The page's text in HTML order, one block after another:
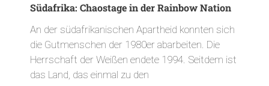
Südafrika: Chaostage in der Rainbow Nation
An der südafrikanischen Apartheid konnten sich
die Gutmenschen der 1980er abarbeiten. Die
Herrschaft der Weißen endete 1994. Seitdem ist
das Land, das einmal zu den